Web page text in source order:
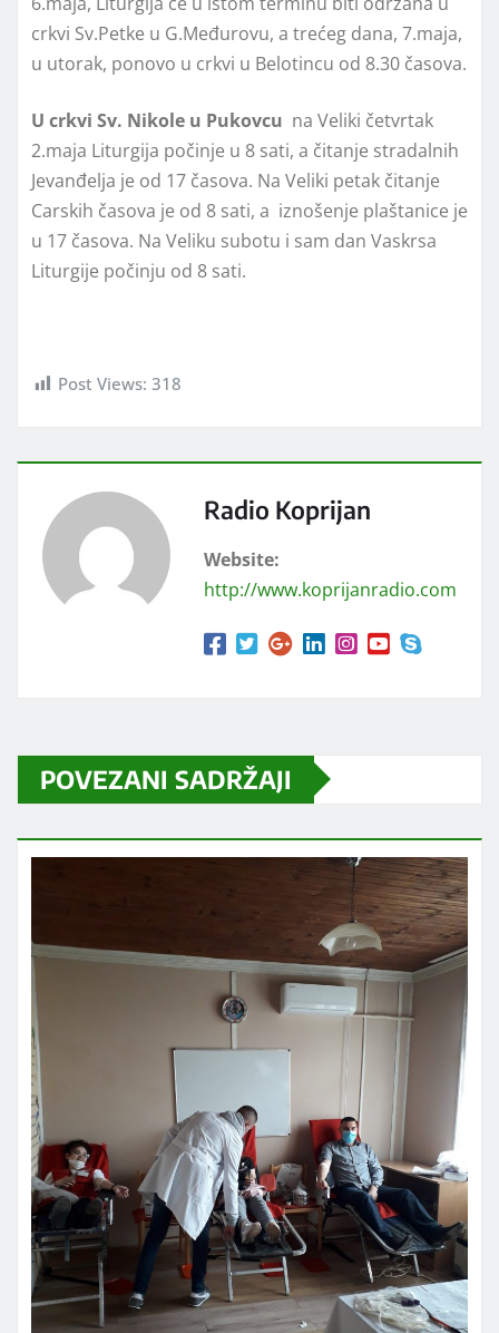
crkvi Sv.Petke u G.Međurovu, a trećeg dana, 7.maja,
u utorak, ponovo u crkvi u Belotincu od 8.30 časova.
U crkvi Sv. Nikole u Pukovcu na Veliki četvrtak
2.maja Liturgija počinje u 8 sati, a čitanje stradalnih
Jevanđelja je od 17 časova. Na Veliki petak čitanje
Carskih časova je od 8 sati, a iznošenje plaštanice je
u 17 časova. Na Veliku subotu i sam dan Vaskrsa
Liturgije počinju od 8 sati.
Post Views: 318
Radio Koprijan
Website:
http://www.koprijanradio.com
POVEZANI SADRŽAJI